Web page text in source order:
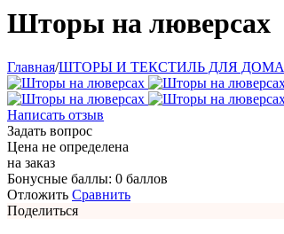
Шторы на люверсах
Главная/ШТОРЫ И ТЕКСТИЛЬ ДЛЯ ДОМА
Написать отзыв
Задать вопрос
Цена не определена
на заказ
Бонусные баллы: 0 баллов
Отложить Сравнить
Поделиться